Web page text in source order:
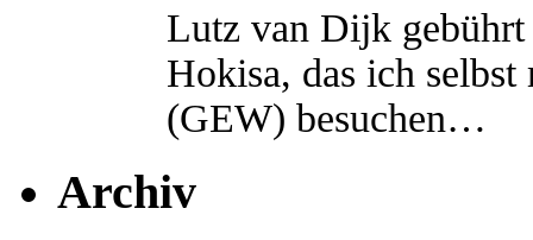
Lutz van Dijk
Hokisa, das ich
(GEW) besuchen…
Archiv